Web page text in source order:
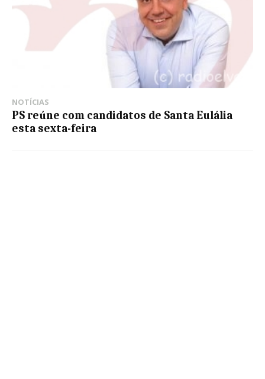
NOTÍCIAS
PS reúne com candidatos de Santa Eulália
esta sexta-feira